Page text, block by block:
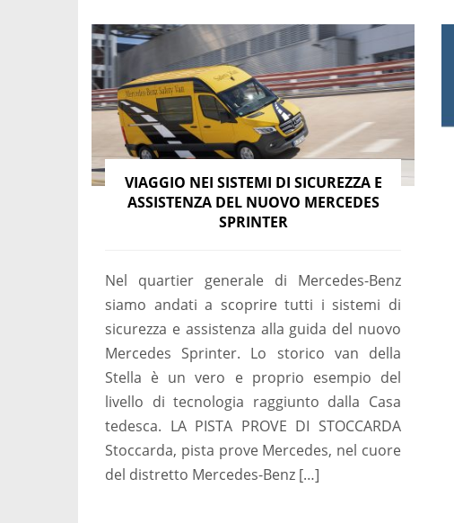
VIAGGIO NEI SISTEMI DI SICUREZZA E
ASSISTENZA DEL NUOVO MERCEDES
SPRINTER
Nel quartier generale di Mercedes-Benz
siamo andati a scoprire tutti i sistemi di
sicurezza e assistenza alla guida del nuovo
Mercedes Sprinter. Lo storico van della
Stella è un vero e proprio esempio del
livello di tecnologia raggiunto dalla Casa
tedesca. LA PISTA PROVE DI STOCCARDA
Stoccarda, pista prove Mercedes, nel cuore
del distretto Mercedes-Benz […]